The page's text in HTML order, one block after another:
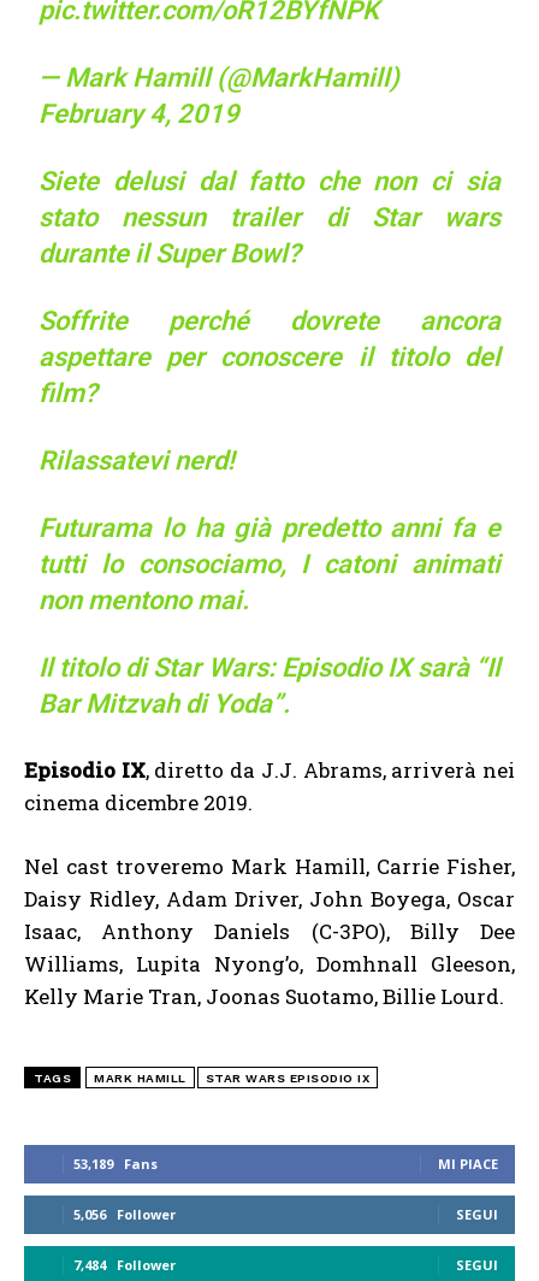
53,189 Fans MI PIACE
5,056 Follower SEGUI
7,484 Follower SEGUI
pic.twitter.com/oR12BYfNPK
— Mark Hamill (@MarkHamill)
February 4, 2019
Siete delusi dal fatto che non ci sia
stato nessun trailer di Star wars
durante il Super Bowl?
Soffrite perché dovrete ancora
aspettare per conoscere il titolo del
film?
Rilassatevi nerd!
Futurama lo ha già predetto anni fa e
tutti lo consociamo, I catoni animati
non mentono mai.
Il titolo di Star Wars: Episodio IX sarà “Il
Bar Mitzvah di Yoda”.
Episodio IX, diretto da J.J. Abrams, arriverà nei
cinema dicembre 2019.
Nel cast troveremo Mark Hamill, Carrie Fisher,
Daisy Ridley, Adam Driver, John Boyega, Oscar
Isaac, Anthony Daniels (C-3PO), Billy Dee
Williams, Lupita Nyong’o, Domhnall Gleeson,
Kelly Marie Tran, Joonas Suotamo, Billie Lourd.
TAGS MARK HAMILL STAR WARS EPISODIO IX